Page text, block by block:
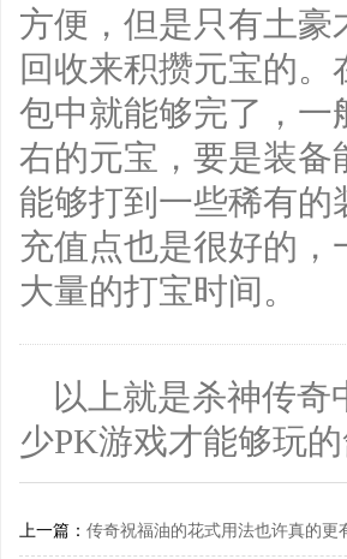
方便，但是只有土
回收来积攒元宝的
包中就能够完了，一
右的元宝，要是装备
能够打到一些稀有的
充值点也是很好的
大量的打宝时间。
以上就是杀神传
少PK游戏才能够玩的
上一篇： 传奇祝福油的花式用法也许真的更